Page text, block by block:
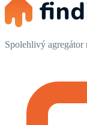
Spolehlivý agregátor